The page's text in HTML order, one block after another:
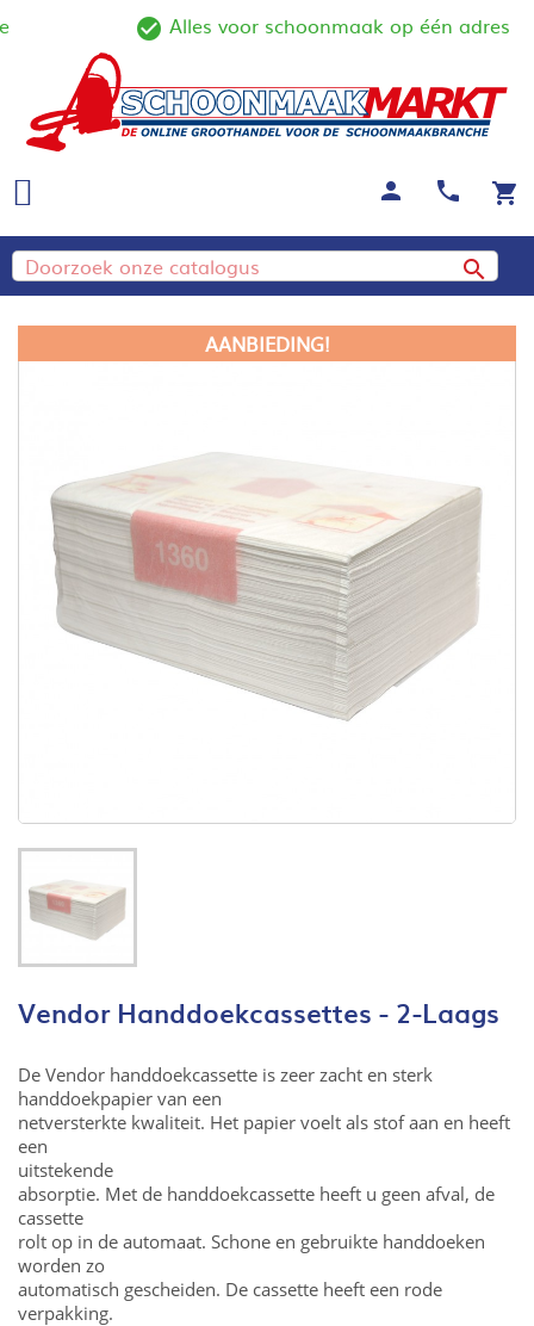
check_circle_outline
Alles voor schoonmaak op één adres
shopping_cart
call
person

AANBIEDING!
Vendor Handdoekcassettes - 2-Laags
De Vendor handdoekcassette is zeer zacht en sterk
handdoekpapier van een
netversterkte kwaliteit. Het papier voelt als stof aan en heeft
een
uitstekende
absorptie. Met de handdoekcassette heeft u geen afval, de
cassette
rolt op in de automaat. Schone en gebruikte handdoeken
worden zo
automatisch gescheiden. De cassette heeft een rode
verpakking.